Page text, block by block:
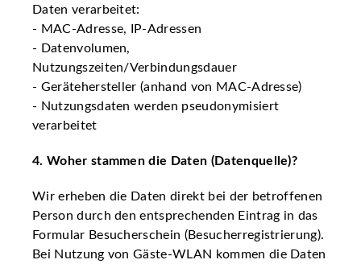
Daten verarbeitet:
- MAC-Adresse, IP-Adressen
- Datenvolumen,
Nutzungszeiten/Verbindungsdauer
- Gerätehersteller (anhand von MAC-Adresse)
- Nutzungsdaten werden pseudonymisiert
verarbeitet
4. Woher stammen die Daten (Datenquelle)?
Wir erheben die Daten direkt bei der betroffenen
Person durch den entsprechenden Eintrag in das
Formular Besucherschein (Besucherregistrierung).
Bei Nutzung von Gäste-WLAN kommen die Daten